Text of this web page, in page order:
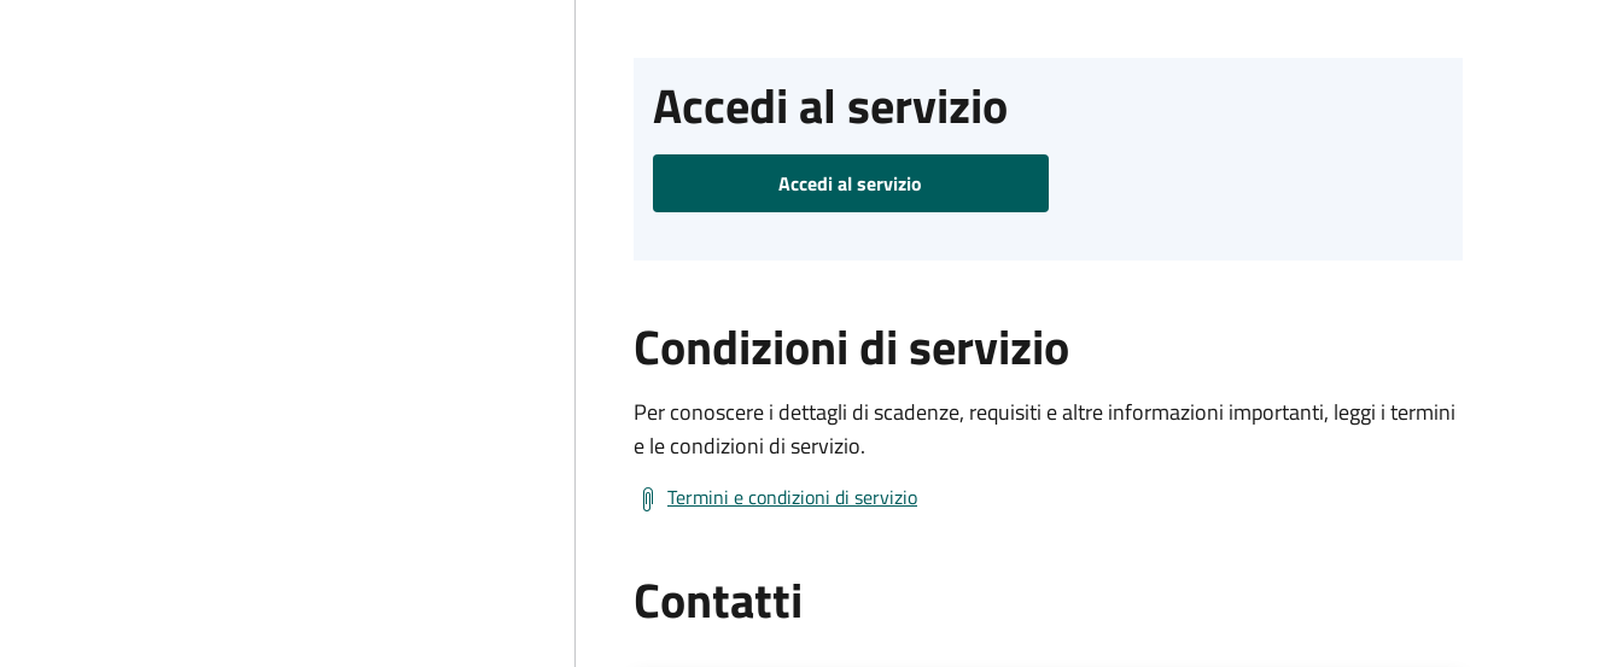
Accedi al servizio
Accedi al servizio
Condizioni di servizio
Per conoscere i dettagli di scadenze, requisiti e altre informazioni importanti, leggi i termini
e le condizioni di servizio.
Termini e condizioni di servizio
Contatti